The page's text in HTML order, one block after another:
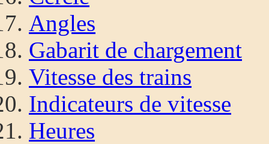
Angles
Gabarit de chargement
Vitesse des trains
Indicateurs de vitesse
Heures